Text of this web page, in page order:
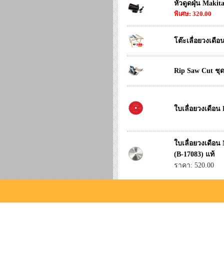
หัวดูดฝุ่น Makita
พิเศษ: 320.00
โต๊ะเลื่อยวงเดื
Rip Saw Cut ชุ
ใบเลื่อยวงเดือ
ใบเลื่อยวงเดือน
(B-17083) แท้
ราคา: 520.00